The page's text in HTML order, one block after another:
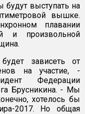
будут выступать на
вышке.
плавании
и произвольной
зависеть от
на участие, -
Федерации
Брусникина. - Мы
хотелось бы
2017. Но общая